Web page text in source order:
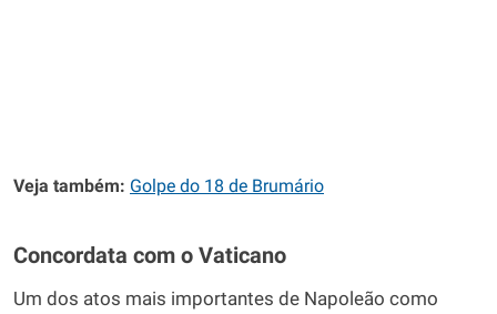
Veja também: Golpe do 18 de Brumário
Concordata com o Vaticano
Um dos atos mais importantes de Napoleão como